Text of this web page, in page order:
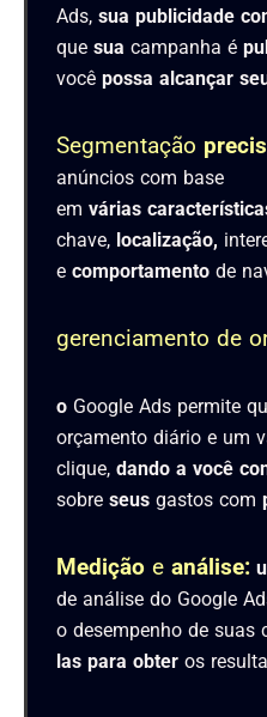
Ads, sua publicidade
que sua campanha é
você possa alcançar
Segmentação
anúncios com base
em várias
chave, localização,
e comportamentode
gerenciamento de
oGoogle Ads permite
orçamento diário e um
clique, dando a você
sobre seusgastos com
Medição e análise:
de análise do Google
o desempenho de suas
las para obteros